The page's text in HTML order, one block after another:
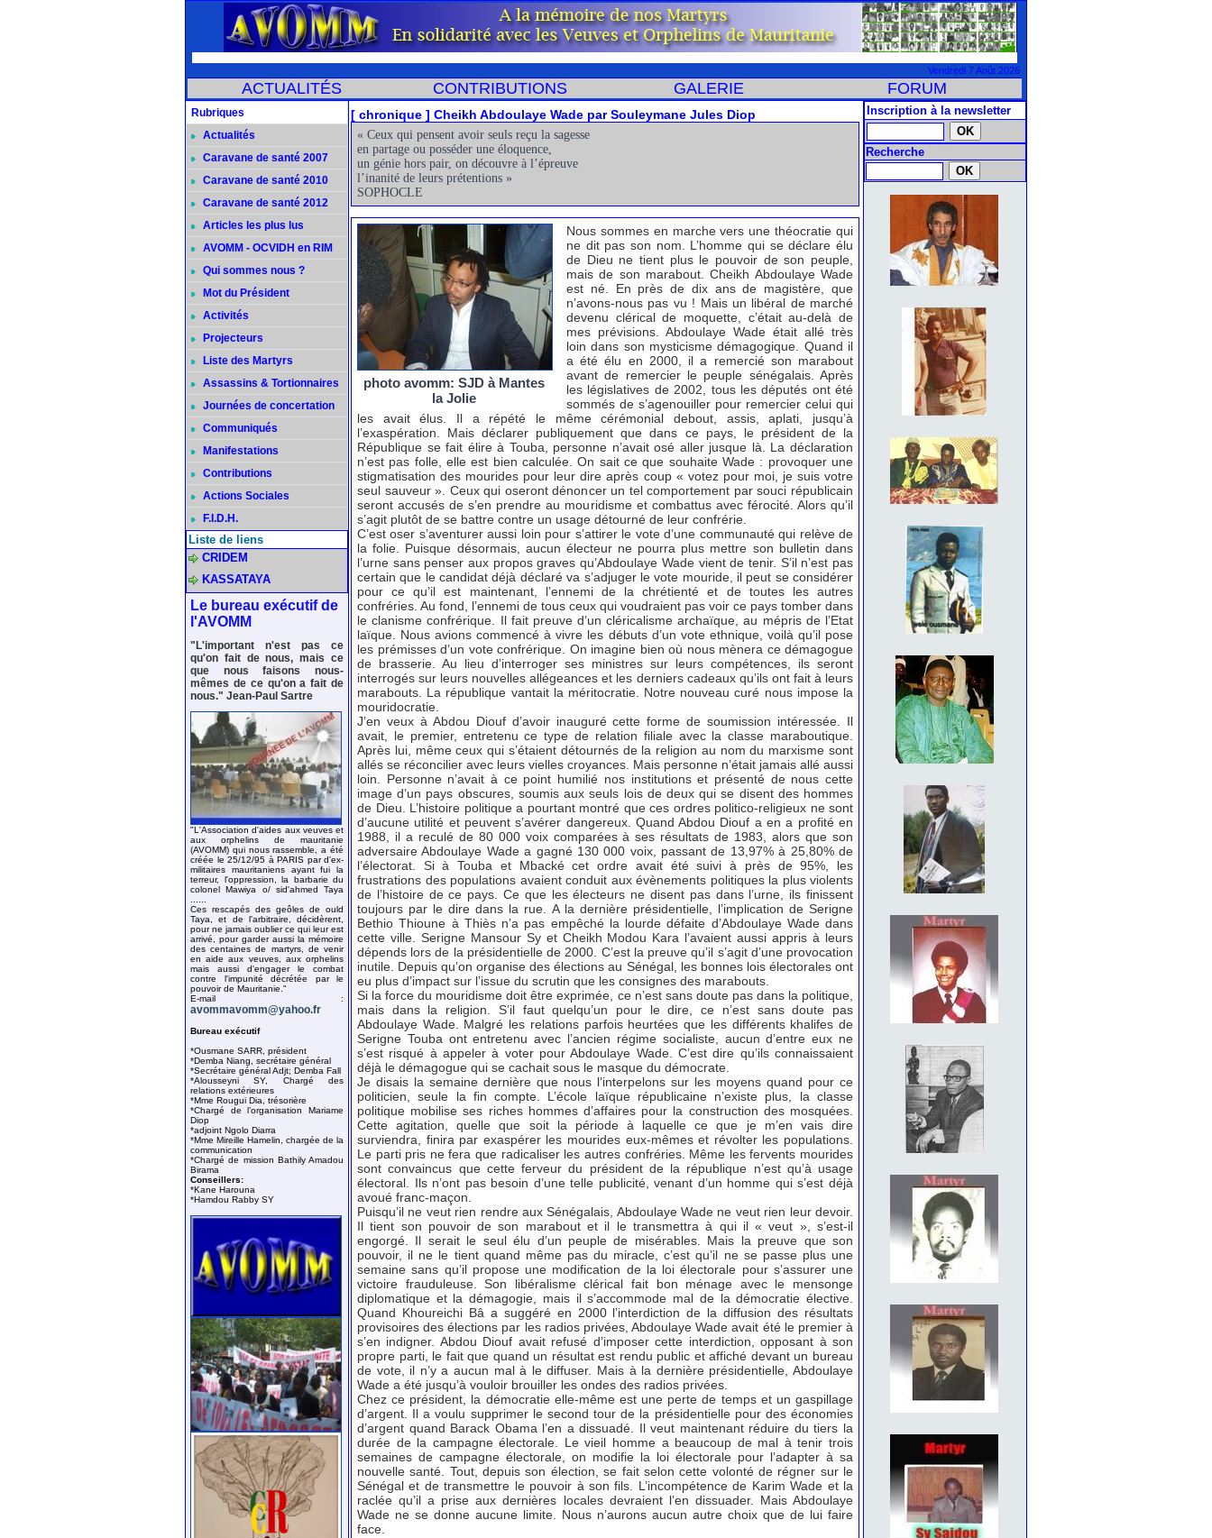
Vendredi 7 Août 2026
ACTUALITÉS CONTRIBUTIONS GALERIE FORUM
Rubriques
Actualités
Caravane de santé 2007
Caravane de santé 2010
Caravane de santé 2012
Articles les plus lus
AVOMM - OCVIDH en RIM
Qui sommes nous ?
Mot du Président
Activités
Projecteurs
Liste des Martyrs
Assassins & Tortionnaires
Journées de concertation
Communiqués
Manifestations
Contributions
Actions Sociales
F.I.D.H.
Liste de liens
CRIDEM
KASSATAYA
Le bureau exécutif de
l'AVOMM
"L'important n'est pas ce
qu'on fait de nous, mais ce
que nous faisons nous-
mêmes de ce qu'on a fait de
nous." Jean-Paul Sartre
"L'Association d'aides aux veuves et
aux orphelins de mauritanie
(AVOMM) qui nous rassemble, a été
créée le 25/12/95 à PARIS par d'ex-
militaires mauritaniens ayant fui la
terreur, l'oppression, la barbarie du
colonel Mawiya o/ sid'ahmed Taya
Ces rescapés des geôles de ould
Taya, et de l'arbitraire, décidèrent,
pour ne jamais oublier ce qui leur est
arrivé, pour garder aussi la mémoire
des centaines de martyrs, de venir
en aide aux veuves, aux orphelins
mais aussi d'engager le combat
contre l'impunité décrétée par le
pouvoir de Mauritanie."
E-mail :
avommavomm@yahoo.fr
Bureau exécutif
*Ousmane SARR, président
*Demba Niang, secrétaire général
*Secrétaire général Adjt; Demba Fall
*Alousseyni SY, Chargé des
relations extérieures
*Mme Rougui Dia, trésorière
*Chargé de l’organisation Mariame
Diop
*adjoint Ngolo Diarra
*Mme Mireille Hamelin, chargée de la
communication
*Chargé de mission Bathily Amadou
Birama
Conseillers:
*Kane Harouna
*Hamdou Rabby SY
[ chronique ] Cheikh Abdoulaye Wade par Souleymane Jules Diop
« Ceux qui pensent avoir seuls reçu la sagesse
en partage ou posséder une éloquence,
un génie hors pair, on découvre à l’épreuve
l’inanité de leurs prétentions »
SOPHOCLE
photo avomm: SJD à Mantes
la Jolie
Nous sommes en marche vers une théocratie qui
ne dit pas son nom. L’homme qui se déclare élu
de Dieu ne tient plus le pouvoir de son peuple,
mais de son marabout. Cheikh Abdoulaye Wade
est né. En près de dix ans de magistère, que
n’avons-nous pas vu ! Mais un libéral de marché
devenu clérical de moquette, c’était au-delà de
mes prévisions. Abdoulaye Wade était allé très
loin dans son mysticisme démagogique. Quand il
a été élu en 2000, il a remercié son marabout
avant de remercier le peuple sénégalais. Après
les législatives de 2002, tous les députés ont été
sommés de s’agenouiller pour remercier celui qui
les avait élus. Il a répété le même cérémonial debout, assis, aplati, jusqu’à
l’exaspération. Mais déclarer publiquement que dans ce pays, le président de la
République se fait élire à Touba, personne n’avait osé aller jusque là. La déclaration
n’est pas folle, elle est bien calculée. On sait ce que souhaite Wade : provoquer une
stigmatisation des mourides pour leur dire après coup « votez pour moi, je suis votre
seul sauveur ». Ceux qui oseront dénoncer un tel comportement par souci républicain
seront accusés de s’en prendre au mouridisme et combattus avec férocité. Alors qu’il
s’agit plutôt de se battre contre un usage détourné de leur confrérie.
C’est oser s’aventurer aussi loin pour s’attirer le vote d’une communauté qui relève de
la folie. Puisque désormais, aucun électeur ne pourra plus mettre son bulletin dans
l’urne sans penser aux propos graves qu’Abdoulaye Wade vient de tenir. S’il n’est pas
certain que le candidat déjà déclaré va s’adjuger le vote mouride, il peut se considérer
pour ce qu’il est maintenant, l’ennemi de la chrétienté et de toutes les autres
confréries. Au fond, l’ennemi de tous ceux qui voudraient pas voir ce pays tomber dans
le clanisme confrérique. Il fait preuve d’un cléricalisme archaïque, au mépris de l’Etat
laïque. Nous avions commencé à vivre les débuts d’un vote ethnique, voilà qu’il pose
les prémisses d’un vote confrérique. On imagine bien où nous mènera ce démagogue
de brasserie. Au lieu d’interroger ses ministres sur leurs compétences, ils seront
interrogés sur leurs nouvelles allégeances et les derniers cadeaux qu’ils ont fait à leurs
marabouts. La république vantait la méritocratie. Notre nouveau curé nous impose la
mouridocratie.
J’en veux à Abdou Diouf d’avoir inauguré cette forme de soumission intéressée. Il
avait, le premier, entretenu ce type de relation filiale avec la classe maraboutique.
Après lui, même ceux qui s’étaient détournés de la religion au nom du marxisme sont
allés se réconcilier avec leurs vielles croyances. Mais personne n’était jamais allé aussi
loin. Personne n’avait à ce point humilié nos institutions et présenté de nous cette
image d’un pays obscures, soumis aux seuls lois de deux qui se disent des hommes
de Dieu. L’histoire politique a pourtant montré que ces ordres politico-religieux ne sont
d’aucune utilité et peuvent s’avérer dangereux. Quand Abdou Diouf a en a profité en
1988, il a reculé de 80 000 voix comparées à ses résultats de 1983, alors que son
adversaire Abdoulaye Wade a gagné 130 000 voix, passant de 13,97% à 25,80% de
l’électorat. Si à Touba et Mbacké cet ordre avait été suivi à près de 95%, les
frustrations des populations avaient conduit aux évènements politiques la plus violents
de l’histoire de ce pays. Ce que les électeurs ne disent pas dans l’urne, ils finissent
toujours par le dire dans la rue. A la dernière présidentielle, l’implication de Serigne
Bethio Thioune à Thiès n’a pas empêché la lourde défaite d’Abdoulaye Wade dans
cette ville. Serigne Mansour Sy et Cheikh Modou Kara l’avaient aussi appris à leurs
dépends lors de la présidentielle de 2000. C’est la preuve qu’il s’agit d’une provocation
inutile. Depuis qu’on organise des élections au Sénégal, les bonnes lois électorales ont
eu plus d’impact sur l’issue du scrutin que les consignes des marabouts.
Si la force du mouridisme doit être exprimée, ce n’est sans doute pas dans la politique,
mais dans la religion. S’il faut quelqu’un pour le dire, ce n’est sans doute pas
Abdoulaye Wade. Malgré les relations parfois heurtées que les différents khalifes de
Serigne Touba ont entretenu avec l’ancien régime socialiste, aucun d’entre eux ne
s’est risqué à appeler à voter pour Abdoulaye Wade. C’est dire qu’ils connaissaient
déjà le démagogue qui se cachait sous le masque du démocrate.
Je disais la semaine dernière que nous l’interpelons sur les moyens quand pour ce
politicien, seule la fin compte. L’école laïque républicaine n’existe plus, la classe
politique mobilise ses riches hommes d’affaires pour la construction des mosquées.
Cette agitation, quelle que soit la période à laquelle ce que je m’en vais dire
surviendra, finira par exaspérer les mourides eux-mêmes et révolter les populations.
Le parti pris ne fera que radicaliser les autres confréries. Même les fervents mourides
sont convaincus que cette ferveur du président de la république n’est qu’à usage
électoral. Ils n’ont pas besoin d’une telle publicité, venant d’un homme qui s’est déjà
avoué franc-maçon.
Puisqu’il ne veut rien rendre aux Sénégalais, Abdoulaye Wade ne veut rien leur devoir.
Il tient son pouvoir de son marabout et il le transmettra à qui il « veut », s’est-il
engorgé. Il serait le seul élu d’un peuple de misérables. Mais la preuve que son
pouvoir, il ne le tient quand même pas du miracle, c’est qu’il ne se passe plus une
semaine sans qu’il propose une modification de la loi électorale pour s’assurer une
victoire frauduleuse. Son libéralisme clérical fait bon ménage avec le mensonge
diplomatique et la démagogie, mais il s’accommode mal de la démocratie élective.
Quand Khoureichi Bâ a suggéré en 2000 l’interdiction de la diffusion des résultats
provisoires des élections par les radios privées, Abdoulaye Wade avait été le premier à
s’en indigner. Abdou Diouf avait refusé d’imposer cette interdiction, opposant à son
propre parti, le fait que quand un résultat est rendu public et affiché devant un bureau
de vote, il n’y a aucun mal à le diffuser. Mais à la dernière présidentielle, Abdoulaye
Wade a été jusqu’à vouloir brouiller les ondes des radios privées.
Chez ce président, la démocratie elle-même est une perte de temps et un gaspillage
d’argent. Il a voulu supprimer le second tour de la présidentielle pour des économies
d’argent quand Barack Obama l’en a dissuadé. Il veut maintenant réduire du tiers la
durée de la campagne électorale. Le vieil homme a beaucoup de mal à tenir trois
semaines de campagne électorale, on modifie la loi électorale pour l’adapter à sa
nouvelle santé. Tout, depuis son élection, se fait selon cette volonté de régner sur le
Sénégal et de transmettre le pouvoir à son fils. L’incompétence de Karim Wade et la
raclée qu’il a prise aux dernières locales devraient l’en dissuader. Mais Abdoulaye
Wade ne se donne aucune limite. Nous n’aurons aucun autre choix que de lui faire
face.
Inscription à la newsletter
Recherche